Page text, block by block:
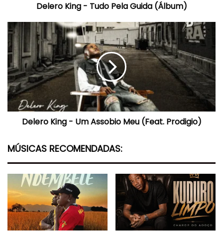
Delero King - Tudo Pela Guida (Álbum)
Delero
King
-
Um
Assobio
Meu
(Feat.
Prodigio)
Delero King - Um Assobio Meu (Feat. Prodigio)
MÚSICAS RECOMENDADAS: